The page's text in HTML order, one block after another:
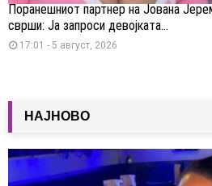
Поранешниот партнер на Јована
сврши: Ја запроси девојката...
17:01 - 5 август, 2026
НАЈНОВО